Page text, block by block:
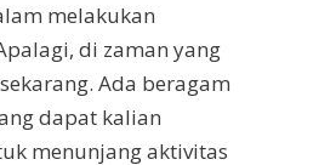
melakukan
di zaman yang
Ada beragam
dapat kalian
menunjang aktivitas